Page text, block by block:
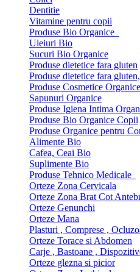
Dentitie
Vitamine pentru copii
Produse Bio Organice
Uleiuri Bio
Sucuri Bio Organice
Produse dietetice fara gluten
Produse dietetice fara
Produse Cosmetice Organice
Sapunuri Organice
Produse Igiena Intima
Produse Bio Organice Copii
Produse Organice pentru
Alimente Bio
Cafea, Ceai Bio
Suplimente Bio
Produse Tehnico Medicale
Orteze Zona Cervicala
Orteze Zona Brat Cot
Orteze Genunchi
Orteze Mana
Plasturi , Comprese ,
Orteze Torace si Abdomen
Carje , Bastoane ,
Orteze glezna si picior